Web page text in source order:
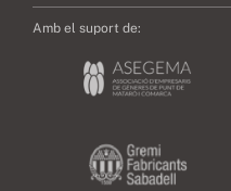
Amb el suport de: